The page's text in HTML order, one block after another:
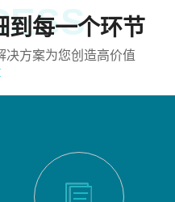
到每一个环节
决方案为您创造高价值